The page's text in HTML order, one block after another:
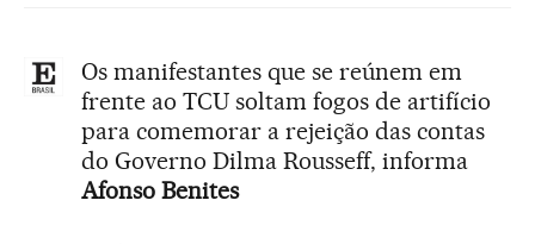
Os manifestantes que se reúnem em
frente ao TCU soltam fogos de artifício
para comemorar a rejeição das contas
do Governo Dilma Rousseff, informa
Afonso Benites